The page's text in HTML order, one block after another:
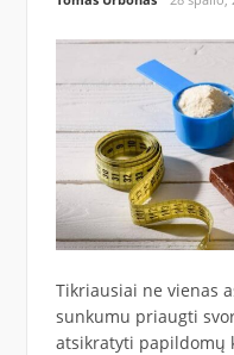
Tikriausiai ne vienas
sunkumu priaugti
atsikratyti papildomų